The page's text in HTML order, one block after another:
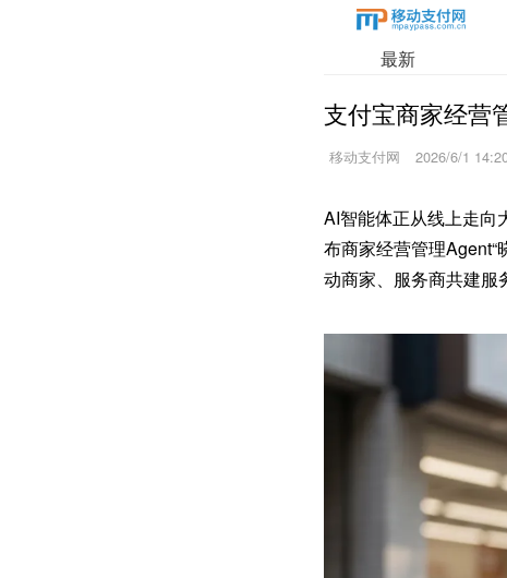
最新
支付宝商家经营
移动支付网 2026/6/1
AI智能体正从线上走向
布商家经营管理Agent“
动商家、服务商共建服